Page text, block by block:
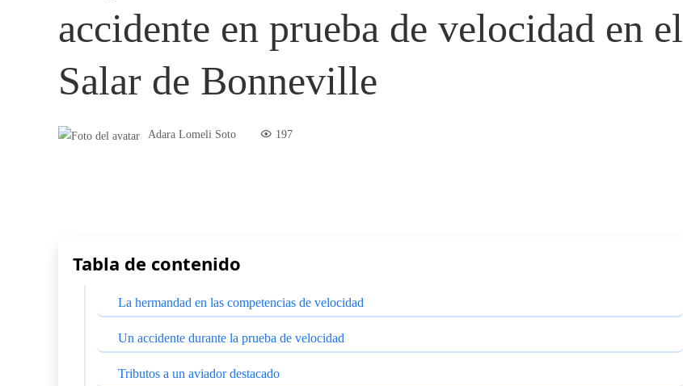
accidente en prueba de velocidad en el
Salar de Bonneville
Adara Lomeli Soto 197
Tabla de contenido
La hermandad en las competencias de velocidad
Un accidente durante la prueba de velocidad
Tributos a un aviador destacado